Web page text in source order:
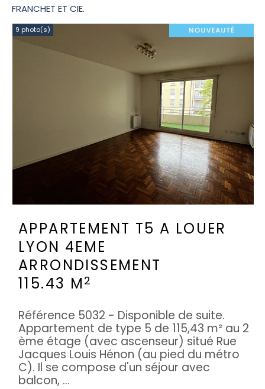
FRANCHET ET CIE.
9 photo(s)
APPARTEMENT T5 A LOUER
LYON 4EME
ARRONDISSEMENT
115.43 M 2
Référence 5032 - Disponible de suite.
Appartement de type 5 de 115,43 m² au 2
ème étage (avec ascenseur) situé Rue
Jacques Louis Hénon (au pied du métro
C). Il se compose d'un séjour avec
balcon, ...